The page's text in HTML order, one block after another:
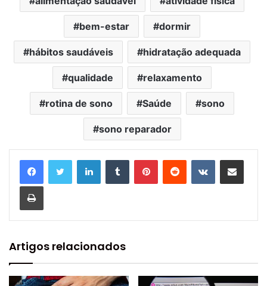
bem-estar dormir
hábitos saudáveis hidratação adequada
qualidade relaxamento
rotina de sono Saúde sono
sono reparador
Artigos relacionados